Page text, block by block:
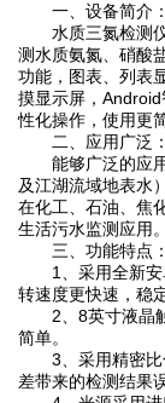
一、设备简介：
水质三氮检测仪
测水质氨氮、硝酸
功能，图表、列表
摸显示屏，
性化操作，使用更
二、应用广泛：
能够广泛的应用
及江湖流域地表水
在化工、石油、焦
生活污水监测应用。
三、功能特点：
1、采用全新安
转速度更快速，稳
2、8英寸液晶触
简单。
3、采用精密比
差带来的检测结果